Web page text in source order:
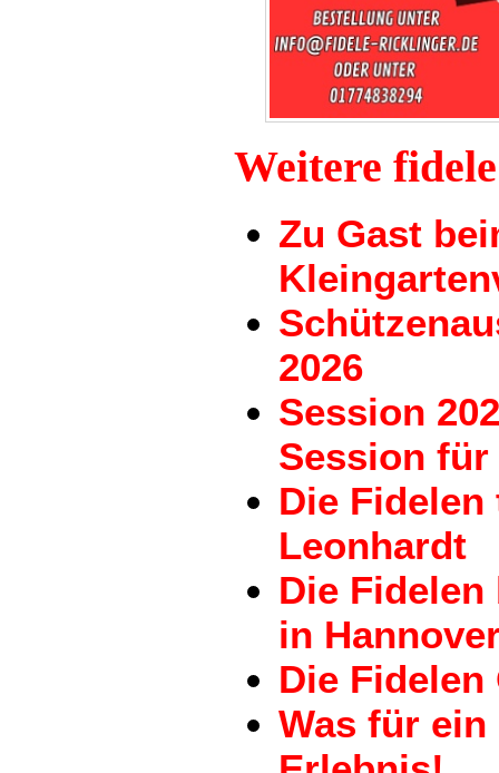
Weitere
Zu Gast
2026
Session
Session
Die
Leonhardt
Die
in
Die Fidelen
Was für